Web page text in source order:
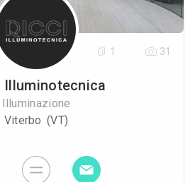
Illuminotecnica
Illuminazione
Viterbo (VT)
1 31